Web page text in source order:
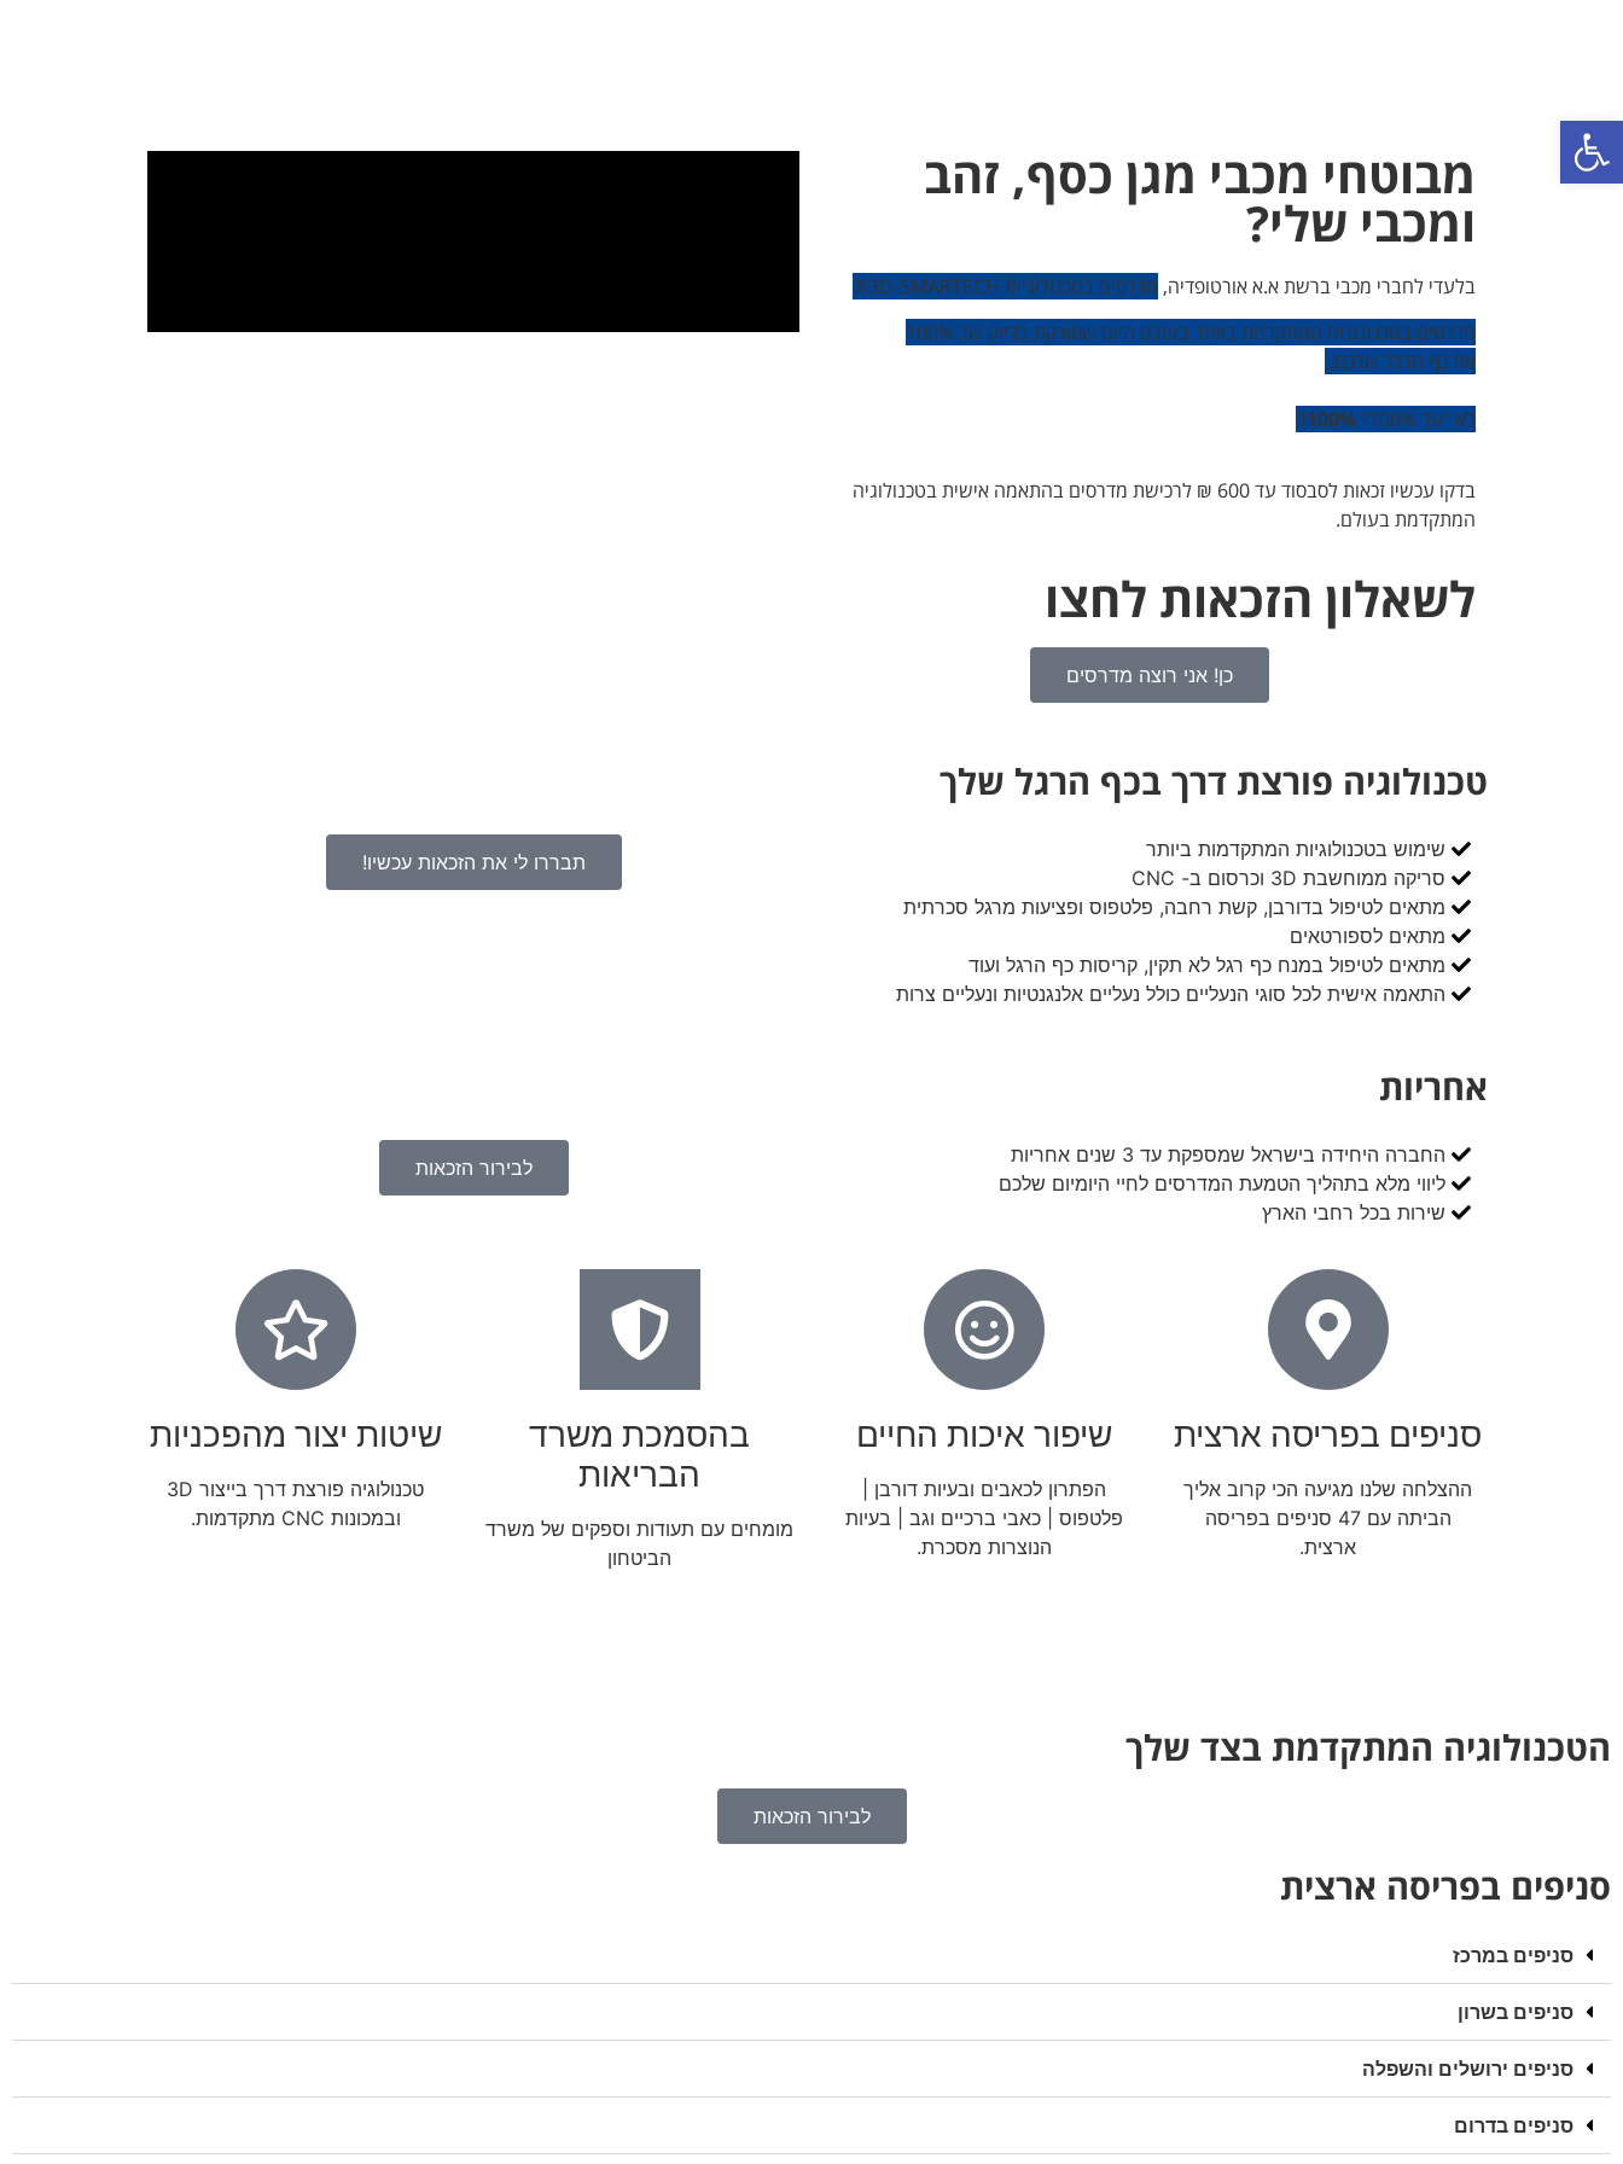
מבוטחי מכבי מגן כסף, זהב
ומכבי שלי?
בלעדי לחברי מכבי ברשת א.א אורטופדיה, מדרסים בטכנולוגיית 3D-SMARTECH®
מדרסים בטכנולוגיה המתקדמת ביותר בעולם היום שסורקת בדיוק של 100%
את כף הרגל שלכם,
לא “עד 100%” 100%!
בדקו עכשיו זכאות לסבסוד עד 600 ₪ לרכישת מדרסים בהתאמה אישית בטכנולוגיה
המתקדמת בעולם.
לשאלון הזכאות לחצו
כן! אני רוצה מדרסים
טכנולוגיה פורצת דרך בכף הרגל שלך
שימוש בטכנולוגיות המתקדמות ביותר
סריקה ממוחשבת 3D וכרסום ב- CNC
מתאים לטיפול בדורבן, קשת רחבה, פלטפוס ופציעות מרגל סכרתית
מתאים לספורטאים
מתאים לטיפול במנח כף רגל לא תקין, קריסות כף הרגל ועוד
התאמה אישית לכל סוגי הנעליים כולל נעליים אלנגנטיות ונעליים צרות
תבררו לי את הזכאות עכשיו!
אחריות
החברה היחידה בישראל שמספקת עד 3 שנים אחריות
ליווי מלא בתהליך הטמעת המדרסים לחיי היומיום שלכם
שירות בכל רחבי הארץ
לבירור הזכאות
סניפים בפריסה ארצית
ההצלחה שלנו מגיעה הכי קרוב אליך
הביתה עם 47 סניפים בפריסה
ארצית.
שיפור איכות החיים
הפתרון לכאבים ובעיות דורבן |
פלטפוס | כאבי ברכיים וגב | בעיות
הנוצרות מסכרת.
בהסמכת משרד
הבריאות
מומחים עם תעודות וספקים של משרד
הביטחון
שיטות יצור מהפכניות
טכנולוגיה פורצת דרך בייצור 3D
ובמכונות CNC מתקדמות.
הטכנולוגיה המתקדמת בצד שלך
לבירור הזכאות
סניפים בפריסה ארצית
סניפים במרכז
סניפים בשרון
סניפים ירושלים והשפלה
סניפים בדרום
פתח סרגל נגישות